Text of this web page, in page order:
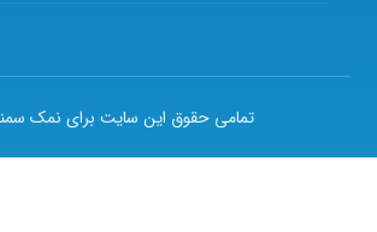
تمامی حقوق این سایت برای نمک